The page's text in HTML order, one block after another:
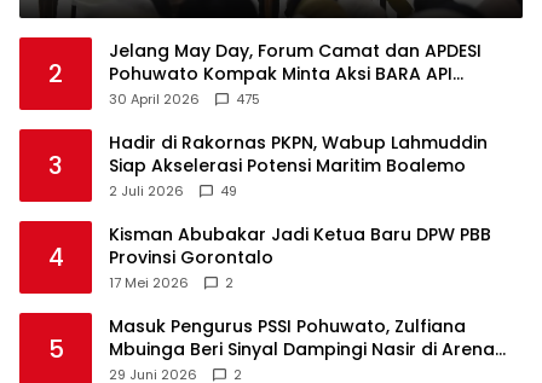
2
Jelang May Day, Forum Camat dan APDESI
Pohuwato Kompak Minta Aksi BARA API
Ditunda
30 April 2026 475
3
Hadir di Rakornas PKPN, Wabup Lahmuddin
Siap Akselerasi Potensi Maritim Boalemo
2 Juli 2026 49
4
Kisman Abubakar Jadi Ketua Baru DPW PBB
Provinsi Gorontalo
17 Mei 2026 2
5
Masuk Pengurus PSSI Pohuwato, Zulfiana
Mbuinga Beri Sinyal Dampingi Nasir di Arena
Politik ?
29 Juni 2026 2